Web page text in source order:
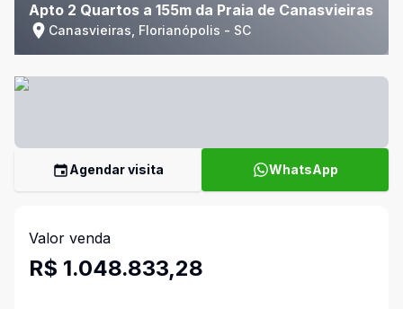
Apto 2 Quartos a 155m da Praia de Canasvieiras
Canasvieiras, Florianópolis - SC
Agendar visita WhatsApp
Valor venda
R$ 1.048.833,28